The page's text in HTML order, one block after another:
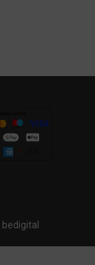
bedigital